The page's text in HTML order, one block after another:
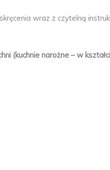
wraz z czytelną
(kuchnie narożne – w